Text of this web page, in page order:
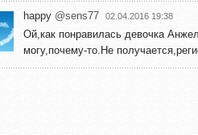
happy @sens77 02.04.2016 19:38
Ой,как понравилась девочка
могу,почему-то.Не